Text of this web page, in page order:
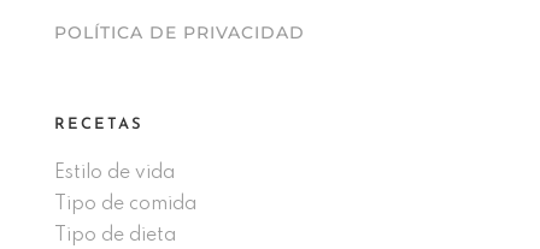
POLÍTICA DE PRIVACIDAD
RECETAS
Estilo de vida
Tipo de comida
Tipo de dieta